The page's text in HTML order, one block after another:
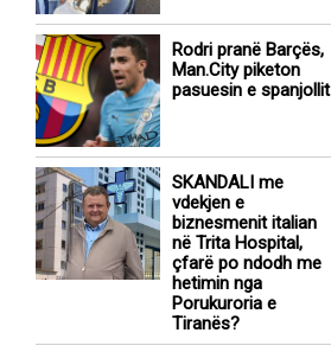
Rodri pranë Barçës,
Man.City piketon
pasuesin e spanjollit
SKANDALI me
vdekjen e
biznesmenit italian
në Trita Hospital,
çfarë po ndodh me
hetimin nga
Porukuroria e
Tiranës?